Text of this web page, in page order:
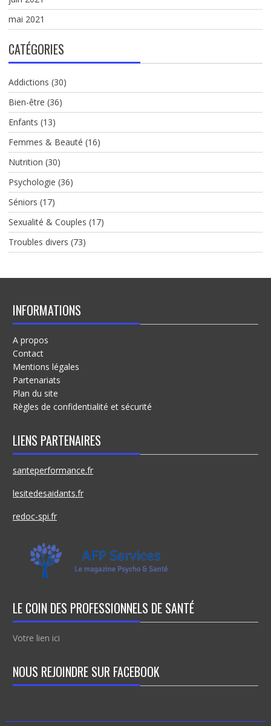
mai 2021
CATÉGORIES
Addictions (30)
Bien-être (36)
Enfants (13)
Femmes & Beauté (16)
Nutrition (30)
Psychologie (36)
Séniors (17)
Sexualité & Couples (17)
Troubles divers (73)
INFORMATIONS
A propos
Contact
Mentions légales
Partenariats
Plan du site
Règles de confidentialité et sécurité
LIENS PARTENAIRES
santeperformance.fr
lesitedesaidants.fr
redoc-spi.fr
LE COIN DES PROFESSIONNELS DE SANTÉ
Votre lien ici
NOUS REJOINDRE SUR FACEBOOK